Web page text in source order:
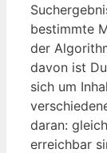
bestimmte
der
davon ist
sich um
daran:
erreichbar